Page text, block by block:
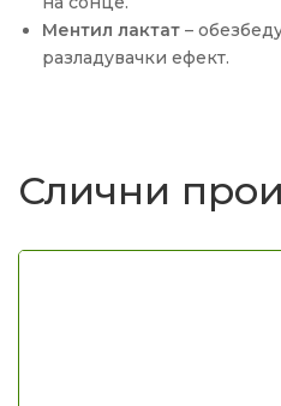
Ментил лактат–
разладувачки ефект.
Слични